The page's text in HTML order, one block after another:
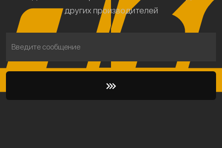
других производителей
Введите сообщение